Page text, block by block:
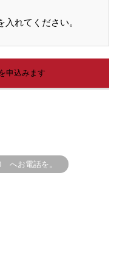
れてください。
へお電話を。